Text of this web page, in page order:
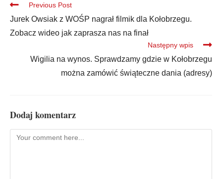
Previous Post
Jurek Owsiak z WOŚP nagrał filmik dla Kołobrzegu.
Zobacz wideo jak zaprasza nas na finał
Następny wpis
Wigilia na wynos. Sprawdzamy gdzie w Kołobrzegu
można zamówić świąteczne dania (adresy)
Dodaj komentarz